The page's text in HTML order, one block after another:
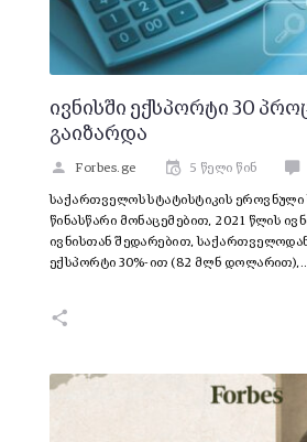
ივნისში ექსპორტი 30
გაიზარდა
Forbes.ge 5 წელი წინ
საქართველოს სტატისტიკის ეროვნული
წინასწარი მონაცემებით, 2021 წლის
ივნისთან შედარებით,
ექსპორტი 30%-ით (82 მლნ